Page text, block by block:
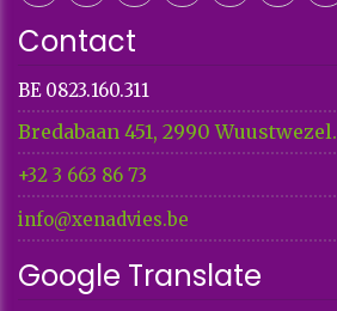
Contact
BE 0823.160.311
Bredabaan 451, 2990 Wuustwezel.
+32 3 663 86 73​​​​​​​
info@xenadvies.be
Google Translate